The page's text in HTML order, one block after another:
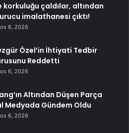
korkuluğu çaldılar, altından
imalathanesi çıktı!
6, 2026
Özel’in İhtiyati Tedbir
Reddetti
6, 2026
Altından Düşen Parça
Medyada Gündem Oldu
6, 2026